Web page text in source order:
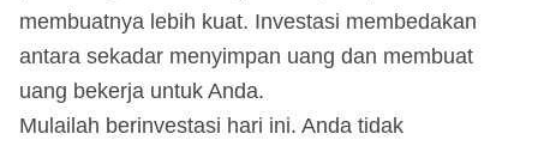
membuatnya lebih kuat. Investasi membedakan
antara sekadar menyimpan uang dan membuat
uang bekerja untuk Anda.
Mulailah berinvestasi hari ini. Anda tidak